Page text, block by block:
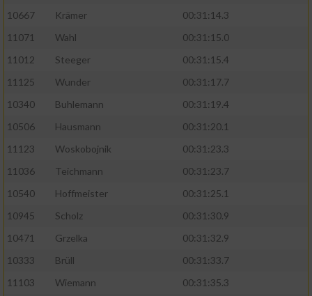
10667
Krämer
00:31:14.3
11071
Wahl
00:31:15.0
11012
Steeger
00:31:15.4
11125
Wunder
00:31:17.7
10340
Buhlemann
00:31:19.4
10506
Hausmann
00:31:20.1
11123
Woskobojnik
00:31:23.3
11036
Teichmann
00:31:23.7
10540
Hoffmeister
00:31:25.1
10945
Scholz
00:31:30.9
10471
Grzelka
00:31:32.9
10333
Brüll
00:31:33.7
11103
Wiemann
00:31:35.3